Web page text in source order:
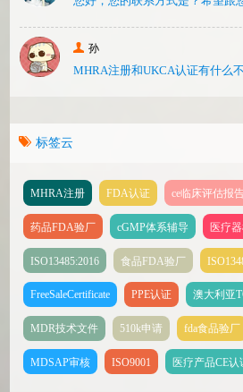
孙
MHRA注册和UKCA认证有什么不
标签云
MHRA注册 FDA认证 ce临床评估报
药品FDA验厂 cGMP体系辅导 医疗
ISO13485:2016 食品FDA验厂
FreeSaleCertificate PPE认证 澳大利亚
MDR技术文件 510k申请 fda食品验厂
MDSAP审核 ISO9001 医疗产品CE认